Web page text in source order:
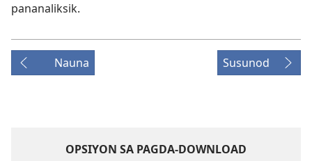
pananaliksik.
Nauna Susunod
OPSIYON SA PAGDA-DOWNLOAD